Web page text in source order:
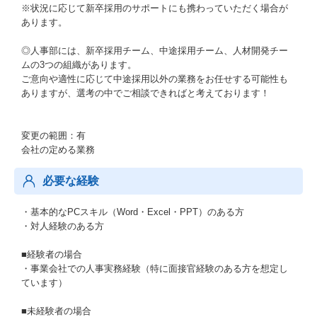
※状況に応じて新卒採用のサポートにも携わっていただく場合が
あります。
◎人事部には、新卒採用チーム、中途採用チーム、人材開発チー
ムの3つの組織があります。
ご意向や適性に応じて中途採用以外の業務をお任せする可能性も
ありますが、選考の中でご相談できればと考えております！
変更の範囲：有
会社の定める業務
必要な経験
・基本的なPCスキル（Word・Excel・PPT）のある方
・対人経験のある方
■経験者の場合
・事業会社での人事実務経験（特に面接官経験のある方を想定し
ています）
■未経験者の場合